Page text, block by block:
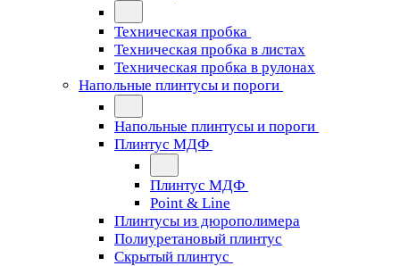
Техническая пробка
Техническая пробка в листах
Техническая пробка в рулонах
Напольные плинтусы и пороги
Напольные плинтусы и пороги
Плинтус МДФ
Плинтус МДФ
Point & Line
Плинтусы из дюрополимера
Полиуретановый плинтус
Скрытый плинтус